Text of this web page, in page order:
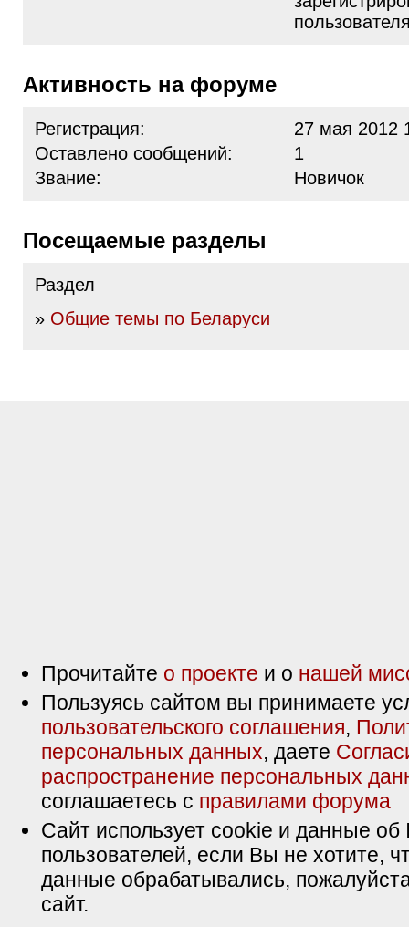
Активность на форуме
Регистрация:
27 мая 2012
Оставлено сообщений:
1
Звание:
Новичок
Посещаемые разделы
Раздел
» Общие темы по Беларуси
Прочитайте о проекте и о нашей
Пользуясь сайтом вы принимаете
пользовательского соглашения,
персональных данных, даете
распространение персональных
соглашаетесь с правилами форума
Сайт использует cookie и данные об
пользователей, если Вы не хотите,
данные обрабатывались,
сайт.